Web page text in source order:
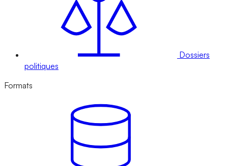
Dossiers
politiques
Formats